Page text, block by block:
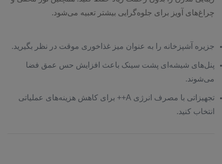
چراغ‌های آویز برای جلوه‌گرایی بیشتر تعبیه می‌شود.
جزیره آشپزخانه را به عنوان میز غذاخوری موقت در نظر بگیرید.
پنل‌های شیشه‌ای پشت سینک باعث افزایش حس عمق فضا
می‌شوند.
تجهیزاتی با مصرف انرژی A++ برای کاهش هزینه‌های عملیاتی
انتخاب کنید.